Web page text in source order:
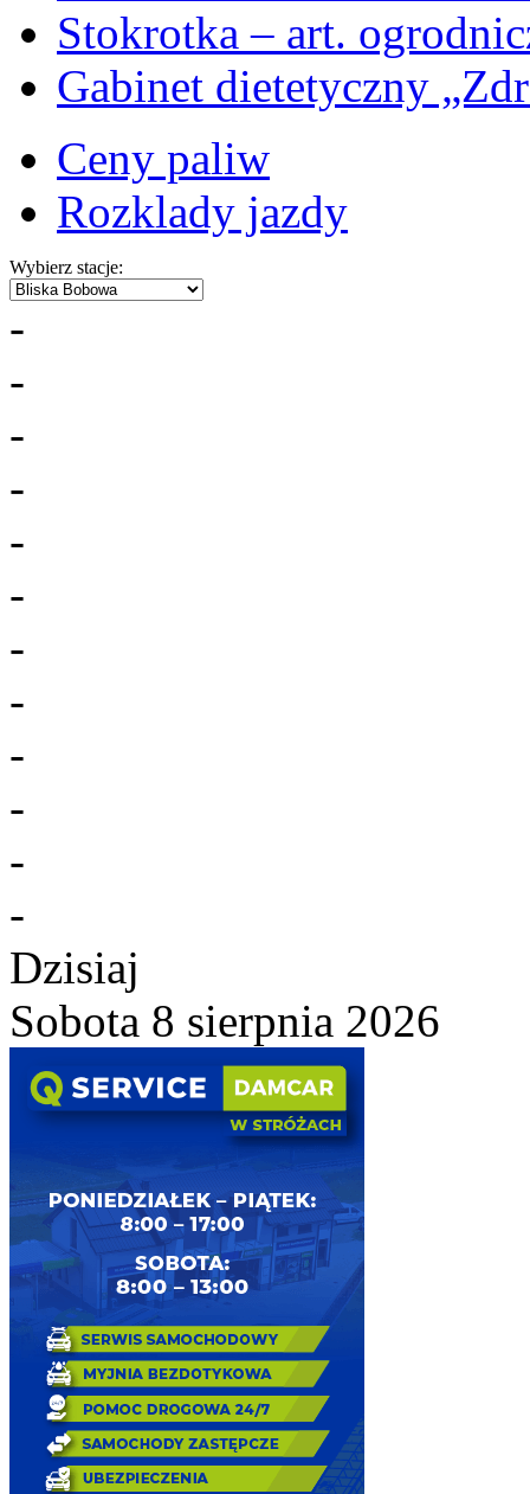
Stokrotka – art.
Gabinet dietetyczny
Ceny paliw
Rozklady jazdy
Wybierz stacje:
-
-
-
-
-
-
-
-
-
-
-
-
Dzisiaj
Sobota 8 sierpnia 2026